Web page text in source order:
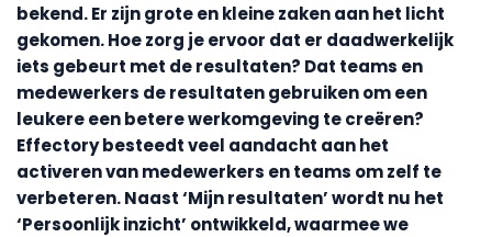
bekend. Er zijn grote en kleine zaken aan het licht
gekomen. Hoe zorg je ervoor dat er daadwerkelijk
iets gebeurt met de resultaten? Dat teams en
medewerkers de resultaten gebruiken om een
leukere een betere werkomgeving te creëren?
Effectory besteedt veel aandacht aan het
activeren van medewerkers en teams om zelf te
verbeteren. Naast ‘Mijn resultaten’ wordt nu het
‘Persoonlijk inzicht’ ontwikkeld, waarmee we